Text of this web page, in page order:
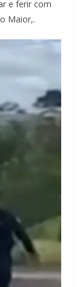
e ferir com
Maior,.